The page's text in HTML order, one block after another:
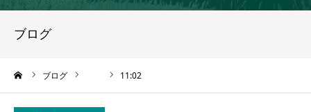
ブログ
ブログ 11:02
党員・サポーター登録